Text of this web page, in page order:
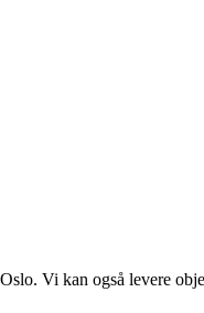
Vi kan også levere